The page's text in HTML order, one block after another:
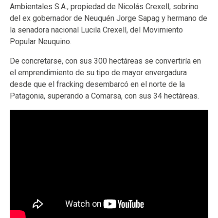
Ambientales S.A., propiedad de Nicolás Crexell, sobrino
del ex gobernador de Neuquén Jorge Sapag y hermano de
la senadora nacional Lucila Crexell, del Movimiento
Popular Neuquino.
De concretarse, con sus 300 hectáreas se convertiría en
el emprendimiento de su tipo de mayor envergadura
desde que el fracking desembarcó en el norte de la
Patagonia, superando a Comarsa, con sus 34 hectáreas.